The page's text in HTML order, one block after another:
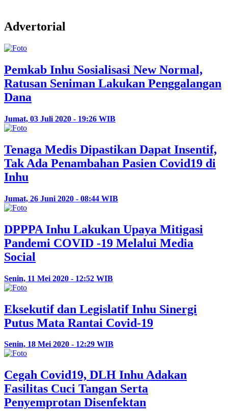
Advertorial
Pemkab Inhu Sosialisasi New Normal,
Ratusan Seniman Lakukan Penggalangan
Dana
Jumat, 03 Juli 2020 - 19:26 WIB
Tenaga Medis Dipastikan Dapat Insentif,
Tak Ada Penambahan Pasien Covid19 di
Inhu
Jumat, 26 Juni 2020 - 08:44 WIB
DPPPA Inhu Lakukan Upaya Mitigasi
Pandemi COVID -19 Melalui Media
Social
Senin, 11 Mei 2020 - 12:52 WIB
Eksekutif dan Legislatif Inhu Sinergi
Putus Mata Rantai Covid-19
Senin, 18 Mei 2020 - 12:29 WIB
Cegah Covid19, DLH Inhu Adakan
Fasilitas Cuci Tangan Serta
Penyemprotan Disenfektan